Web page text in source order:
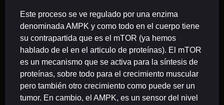
Este proceso se ve regulado por una enzima
denominada AMPK y como todo en el cuerpo tiene
su contrapartida que es el mTOR (ya hemos
hablado de el en el articulo de proteínas). El mTOR
es un mecanismo que se activa para la síntesis de
proteínas, sobre todo para el crecimiento muscular
pero también otro crecimiento como puede ser un
tumor. En cambio, el AMPK, es un sensor del nivel